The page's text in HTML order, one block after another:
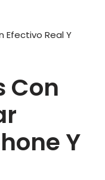
Efectivo Real Y
Con
Y